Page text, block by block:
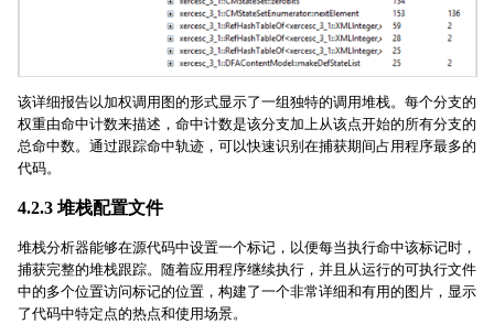
该详细报告以加权调用图的形式显示了一组独特的调用堆栈。每个分支的
权重由命中计数来描述，命中计数是该分支加上从该点开始的所有分支的
总命中数。通过跟踪命中轨迹，可以快速识别在捕获期间占用程序最多的
代码。
4.2.3 堆栈配置文件
堆栈分析器能够在源代码中设置一个标记，以便每当执行命中该标记时，
捕获完整的堆栈跟踪。随着应用程序继续执行，并且从运行的可执行文件
中的多个位置访问标记的位置，构建了一个非常详细和有用的图片，显示
了代码中特定点的热点和使用场景。